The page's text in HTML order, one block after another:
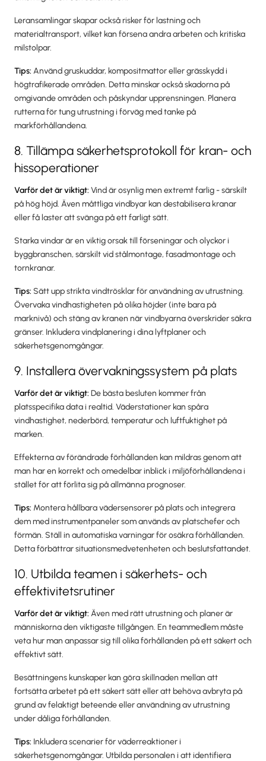
Leransamlingar skapar också risker för lastning och
materialtransport, vilket kan försena andra arbeten och kritiska
milstolpar.
Tips: Använd gruskuddar, kompositmattor eller grässkydd i
högtrafikerade områden. Detta minskar också skadorna på
omgivande områden och påskyndar upprensningen. Planera
rutterna för tung utrustning i förväg med tanke på
markförhållandena.
8. Tillämpa säkerhetsprotokoll för kran- och
hissoperationer
Varför det är viktigt: Vind är osynlig men extremt farlig - särskilt
på hög höjd. Även måttliga vindbyar kan destabilisera kranar
eller få laster att svänga på ett farligt sätt.
Starka vindar är en viktig orsak till förseningar och olyckor i
byggbranschen, särskilt vid stålmontage, fasadmontage och
tornkranar.
Tips: Sätt upp strikta vindtrösklar för användning av utrustning.
Övervaka vindhastigheten på olika höjder (inte bara på
marknivå) och stäng av kranen när vindbyarna överskrider säkra
gränser. Inkludera vindplanering i dina lyftplaner och
säkerhetsgenomgångar.
9. Installera övervakningssystem på plats
Varför det är viktigt: De bästa besluten kommer från
platsspecifika data i realtid. Väderstationer kan spåra
vindhastighet, nederbörd, temperatur och luftfuktighet på
marken.
Effekterna av förändrade förhållanden kan mildras genom att
man har en korrekt och omedelbar inblick i miljöförhållandena i
stället för att förlita sig på allmänna prognoser.
Tips: Montera hållbara vädersensorer på plats och integrera
dem med instrumentpaneler som används av platschefer och
förmän. Ställ in automatiska varningar för osäkra förhållanden.
Detta förbättrar situationsmedvetenheten och beslutsfattandet.
10. Utbilda teamen i säkerhets- och
effektivitetsrutiner
Varför det är viktigt: Även med rätt utrustning och planer är
människorna den viktigaste tillgången. En teammedlem måste
veta hur man anpassar sig till olika förhållanden på ett säkert och
effektivt sätt.
Besättningens kunskaper kan göra skillnaden mellan att
fortsätta arbetet på ett säkert sätt eller att behöva avbryta på
grund av felaktigt beteende eller användning av utrustning
under dåliga förhållanden.
Tips: Inkludera scenarier för väderreaktioner i
säkerhetsgenomgångar. Utbilda personalen i att identifiera